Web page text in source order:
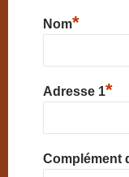
Nom*
Adresse 1*
Complément